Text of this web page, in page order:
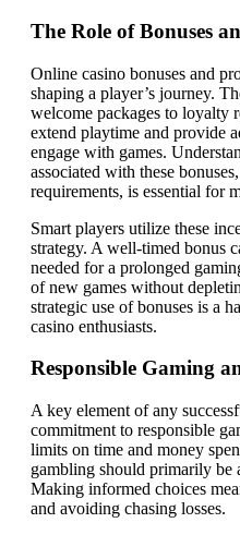
The Role of Bonuses
Online casino bonuses and
shaping a player’s journey.
welcome packages to loyalty
extend playtime and provide
engage with games.
associated with these
requirements, is essential for
Smart players utilize these
strategy. A well-timed bonus
needed for a prolonged
of new games without
strategic use of bonuses is a
casino enthusiasts.
Responsible Gaming
A key element of any
commitment to responsible
limits on time and money
gambling should primarily be
Making informed choices
and avoiding chasing losses.